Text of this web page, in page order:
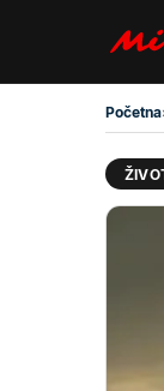
Preskoči naPočetna